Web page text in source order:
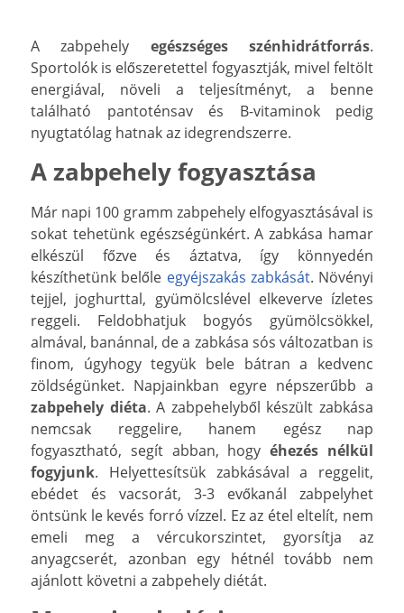
A zabpehely egészséges szénhidrátforrás.
Sportolók is előszeretettel fogyasztják, mivel feltölt
energiával, növeli a teljesítményt, a benne
található pantoténsav és B-vitaminok pedig
nyugtatólag hatnak az idegrendszerre.
A zabpehely fogyasztása
Már napi 100 gramm zabpehely elfogyasztásával is
sokat tehetünk egészségünkért. A zabkása hamar
elkészül főzve és áztatva, így könnyedén
készíthetünk belőle egyéjszakás zabkását. Növényi
tejjel, joghurttal, gyümölcslével elkeverve ízletes
reggeli. Feldobhatjuk bogyós gyümölcsökkel,
almával, banánnal, de a zabkása sós változatban is
finom, úgyhogy tegyük bele bátran a kedvenc
zöldségünket. Napjainkban egyre népszerűbb a
zabpehely diéta. A zabpehelyből készült zabkása
nemcsak reggelire, hanem egész nap
fogyasztható, segít abban, hogyéhezés nélkül
fogyjunk. Helyettesítsük zabkásával a reggelit,
ebédet és vacsorát, 3-3 evőkanál zabpelyhet
öntsünk le kevés forró vízzel. Ez az étel eltelít, nem
emeli meg a vércukorszintet, gyorsítja az
anyagcserét, azonban egy hétnél tovább nem
ajánlott követni a zabpehely diétát.